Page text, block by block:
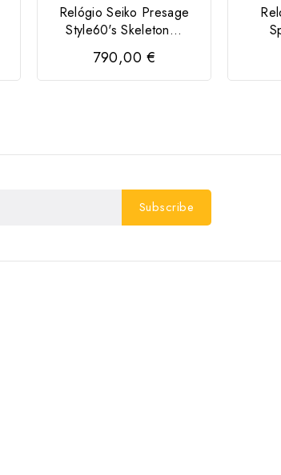
Relógio Seiko Presage
Style60's Skeleton...
790,00 €